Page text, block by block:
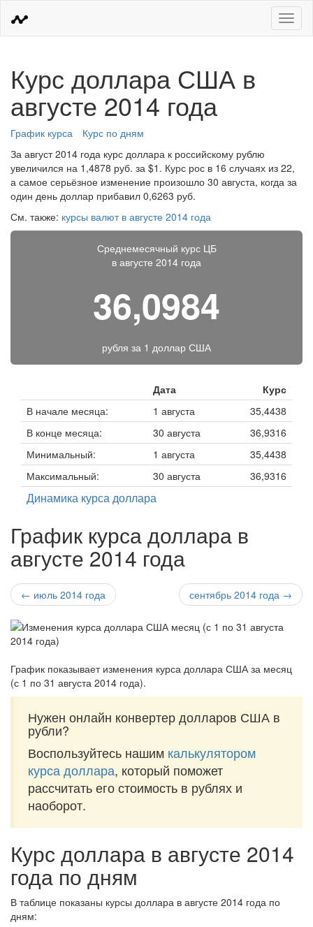
Меню
Курс доллара США в
августе 2014 года
График курса
Курс по дням
За август 2014 года курс доллара к российскому рублю
увеличился на 1,4878 руб. за $1. Курс рос в 16 случаях из 22,
а самое серьёзное изменение произошло 30 августа, когда за
один день доллар прибавил 0,6263 руб.
См. также: курсы валют в августе 2014 года
Среднемесячный курс ЦБ
в августе 2014 года
36,0984
рубля за 1 доллар США
Дата
Курс
В начале месяца:
1 августа
35,4438
В конце месяца:
30 августа
36,9316
Минимальный:
1 августа
35,4438
Максимальный:
30 августа 36,9316
Динамика курса доллара
График курса доллара в
августе 2014 года
← июль 2014 года сентябрь 2014 года →
График показывает изменения курса доллара США за месяц
(с 1 по 31 августа 2014 года).
Нужен онлайн конвертер долларов США в
рубли?
Воспользуйтесь нашим калькулятором
курса доллара, который поможет
рассчитать его стоимость в рублях и
наоборот.
Курс доллара в августе 2014
года по дням
В таблице показаны курсы доллара в августе 2014 года по
дням: